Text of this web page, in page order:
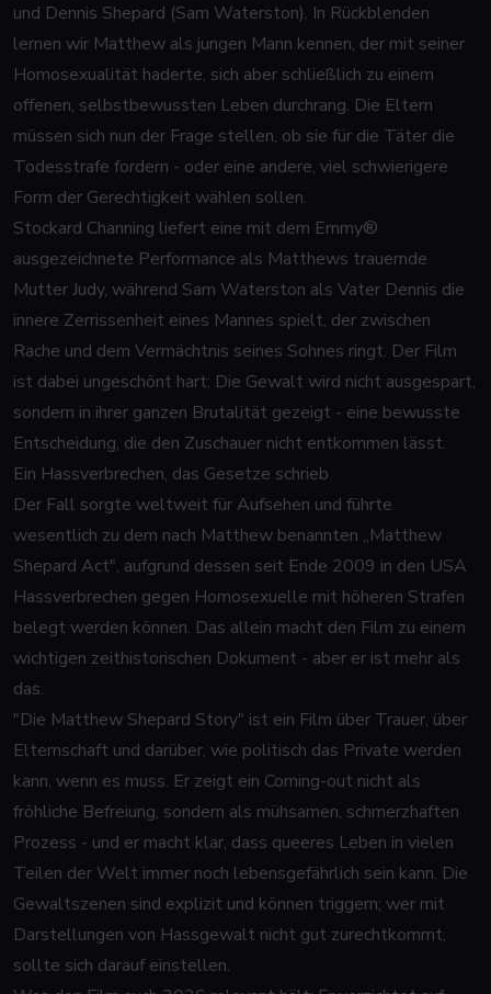
und Dennis Shepard (Sam Waterston). In Rückblenden
lernen wir Matthew als jungen Mann kennen, der mit seiner
Homosexualität haderte, sich aber schließlich zu einem
offenen, selbstbewussten Leben durchrang. Die Eltern
müssen sich nun der Frage stellen, ob sie für die Täter die
Todesstrafe fordern - oder eine andere, viel schwierigere
Form der Gerechtigkeit wählen sollen.
Stockard Channing liefert eine mit dem Emmy®
ausgezeichnete Performance als Matthews trauernde
Mutter Judy, während Sam Waterston als Vater Dennis die
innere Zerrissenheit eines Mannes spielt, der zwischen
Rache und dem Vermächtnis seines Sohnes ringt. Der Film
ist dabei ungeschönt hart: Die Gewalt wird nicht ausgespart,
sondern in ihrer ganzen Brutalität gezeigt - eine bewusste
Entscheidung, die den Zuschauer nicht entkommen lässt.
Ein Hassverbrechen, das Gesetze schrieb
Der Fall sorgte weltweit für Aufsehen und führte
wesentlich zu dem nach Matthew benannten „Matthew
Shepard Act", aufgrund dessen seit Ende 2009 in den USA
Hassverbrechen gegen Homosexuelle mit höheren Strafen
belegt werden können. Das allein macht den Film zu einem
wichtigen zeithistorischen Dokument - aber er ist mehr als
das.
"Die Matthew Shepard Story" ist ein Film über Trauer, über
Elternschaft und darüber, wie politisch das Private werden
kann, wenn es muss. Er zeigt ein Coming-out nicht als
fröhliche Befreiung, sondern als mühsamen, schmerzhaften
Prozess - und er macht klar, dass queeres Leben in vielen
Teilen der Welt immer noch lebensgefährlich sein kann. Die
Gewaltszenen sind explizit und können triggern; wer mit
Darstellungen von Hassgewalt nicht gut zurechtkommt,
sollte sich darauf einstellen.